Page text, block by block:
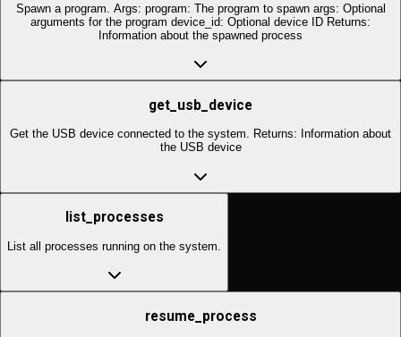
Spawn a program. Args: program: The program to spawn args: Optional
arguments for the program device_id: Optional device ID Returns:
Information about the spawned process
get_usb_device
Get the USB device connected to the system. Returns: Information about
the USB device
list_processes
List all processes running on the system.
resume_process